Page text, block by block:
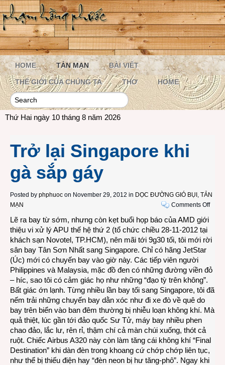
HOME TẢN MẠN BÀI VIẾT
THẾ GIỚI CỦA CHÚNG TA THƠ HOME
Thứ Hai ngày 10 tháng 8 năm 2026
Trở lại Singapore khi
gà sắp gáy
Posted by phphuoc on November 29, 2012 in DỌC ĐƯỜNG GIÓ BỤI , TẢN
MẠN
Comments Offon
khi
gáy
Lẽ ra bay từ sớm, nhưng còn kẹt buổi họp báo của AMD giới
thiệu vi xử lý APU thế hệ thứ 2 (tổ chức chiều 28-11-2012 tại
khách sạn Novotel, TP.HCM), nên mãi tới 9g30 tối, tôi mới rời
sân bay Tân Sơn Nhất sang Singapore. Chỉ có hãng JetStar
(Úc) mới có chuyến bay vào giờ này. Các tiếp viên người
Philippines và Malaysia, mặc đồ đen có những đường viền đỏ
– híc, sao tôi có cảm giác họ như những “đạo tỳ trên không”.
Bất giác ớn lạnh. Từng nhiều lần bay tối sang Singapore, tôi đã
nếm trải những chuyến bay dằn xóc như đi xe đò về quê do
bay trên biển vào ban đêm thường bị nhiễu loạn không khí. Mà
quả thiệt, lúc gần tới đảo quốc Sư Tử, máy bay nhiều phen
chao đảo, lắc lư, rên rỉ, thậm chí cả màn chúi xuống, thót cả
ruột. Chiếc Airbus A320 này còn làm tăng cái không khí “Final
Destination” khi dàn đèn trong khoang cứ chớp chớp liên tục,
như thể bị thiếu điện hay “đèn neon bị hư tăng-phô”. Ngay khi